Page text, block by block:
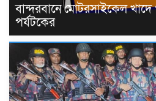
বান্দরবানে মোটরসাইকেল
পর্যটকের